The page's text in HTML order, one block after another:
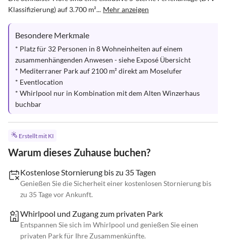
Klassifizierung) auf 3.700 m²... Mehr anzeigen
Besondere Merkmale
* Platz für 32 Personen in 8 Wohneinheiten auf einem
zusammenhängenden Anwesen - siehe Exposé Übersicht
* Mediterraner Park auf 2100 m² direkt am Moselufer
* Eventlocation
* Whirlpool nur in Kombination mit dem Alten Winzerhaus
buchbar
Erstellt mit KI
Warum dieses Zuhause buchen?
Kostenlose Stornierung bis zu 35 Tagen
Genießen Sie die Sicherheit einer kostenlosen Stornierung bis
zu 35 Tage vor Ankunft.
Whirlpool und Zugang zum privaten Park
Entspannen Sie sich im Whirlpool und genießen Sie einen
privaten Park für Ihre Zusammenkünfte.